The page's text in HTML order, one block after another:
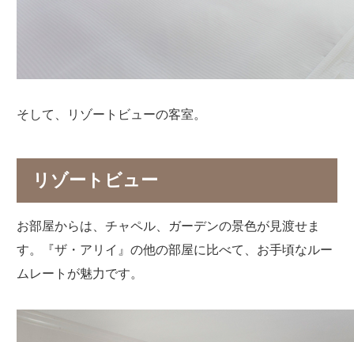
そして、リゾートビューの客室。
リゾートビュー
お部屋からは、チャペル、ガーデンの景色が見渡せま
す。『ザ・アリイ』の他の部屋に比べて、お手頃なルー
ムレートが魅力です。